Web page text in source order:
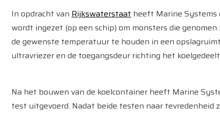
In opdracht van Rijkswaterstaat heeft Marine Systems
wordt ingezet (op een schip) om monsters die
de gewenste temperatuur te houden in een
ultravriezer en de toegangsdeur richting het
Na het bouwen van de koelcontainer heeft Marine
test uitgevoerd. Nadat beide testen naar